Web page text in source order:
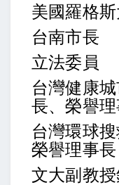
美國羅格
台南市長
立法委員
台灣健康
長、榮譽
台灣環球搜
榮譽理事長
文大副教